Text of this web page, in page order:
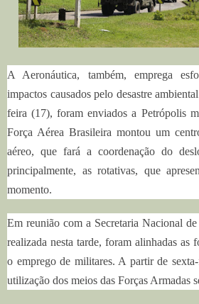
A Aeronáutica, também, emprega
impactos causados pelo desastre
feira (17), foram enviados a Petrópolis
Força Aérea Brasileira montou um
aéreo, que fará a coordenação do
principalmente, as rotativas, que
momento.
Em reunião com a Secretaria Nacional
realizada nesta tarde, foram alinhadas as
o emprego de militares. A partir de
utilização dos meios das Forças Armadas